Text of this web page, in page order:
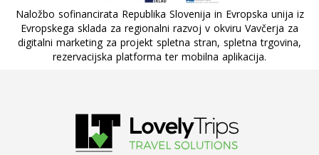
Naložbo sofinancirata Republika Slovenija in Evropska unija iz
Evropskega sklada za regionalni razvoj v okviru Vavčerja za
digitalni marketing za projekt spletna stran, spletna trgovina,
rezervacijska platforma ter mobilna aplikacija.